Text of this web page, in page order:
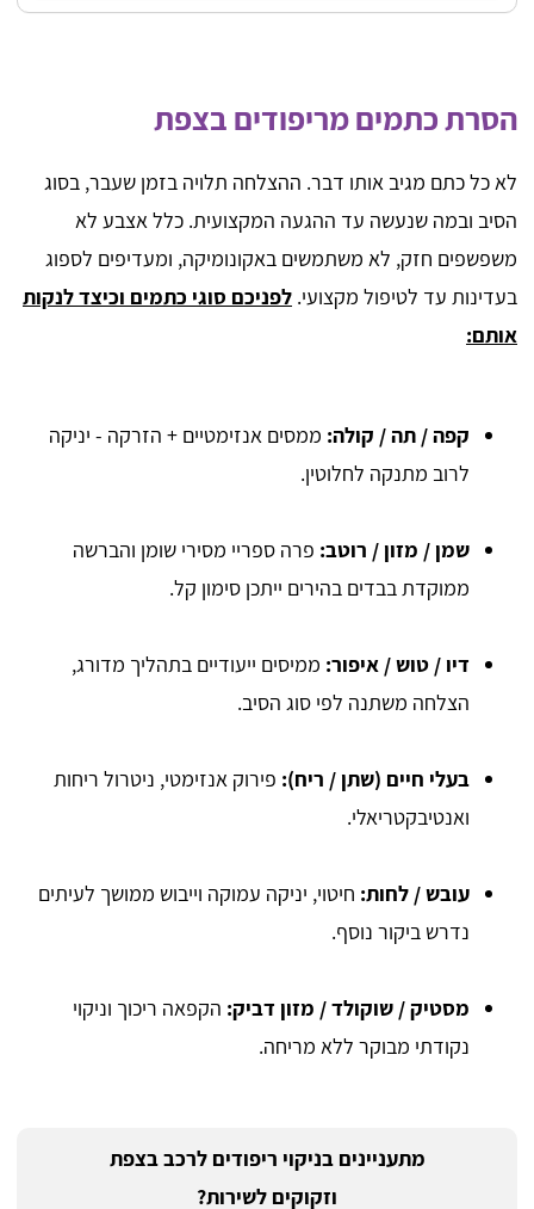
הסרת כתמים מריפודים בצפת
לא כל כתם מגיב אותו דבר. ההצלחה תלויה בזמן שעבר, בסוג
הסיב ובמה שנעשה עד ההגעה המקצועית. כלל אצבע לא
משפשפים חזק, לא משתמשים באקונומיקה, ומעדיפים לספוג
בעדינות עד לטיפול מקצועי. לפניכם סוגי כתמים וכיצד לנקות
אותם:
קפה / תה / קולה: ממסים אנזימטיים + הזרקה - יניקה
לרוב מתנקה לחלוטין.
שמן / מזון / רוטב: פרה ספריי מסירי שומן והברשה
ממוקדת בבדים בהירים ייתכן סימון קל.
דיו / טוש / איפור: ממיסים ייעודיים בתהליך מדורג,
הצלחה משתנה לפי סוג הסיב.
בעלי חיים (שתן / ריח): פירוק אנזימטי, ניטרול ריחות
ואנטיבקטריאלי.
עובש / לחות: חיטוי, יניקה עמוקה וייבוש ממושך לעיתים
נדרש ביקור נוסף.
מסטיק / שוקולד / מזון דביק: הקפאה ריכוך וניקוי
נקודתי מבוקר ללא מריחה.
מתעניינים בניקוי ריפודים לרכב בצפת
וזקוקים לשירות?